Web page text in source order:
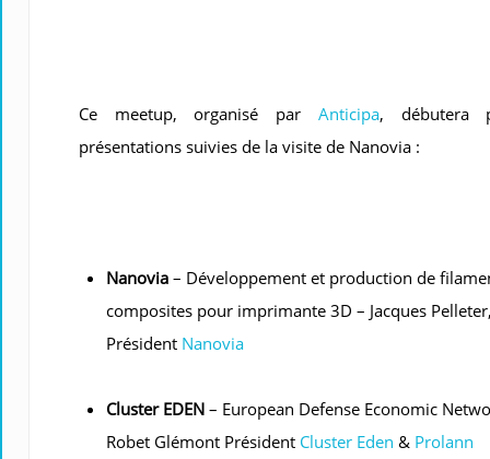
Ce meetup, organisé par Anticipa, débutera
présentations suivies de la visite de Nanovia :
Nanovia – Développement et production de
composites pour imprimante 3D – Jacques
Président Nanovia
Cluster EDEN – European Defense Economic
Robet Glémont Président Cluster Eden & Prolann